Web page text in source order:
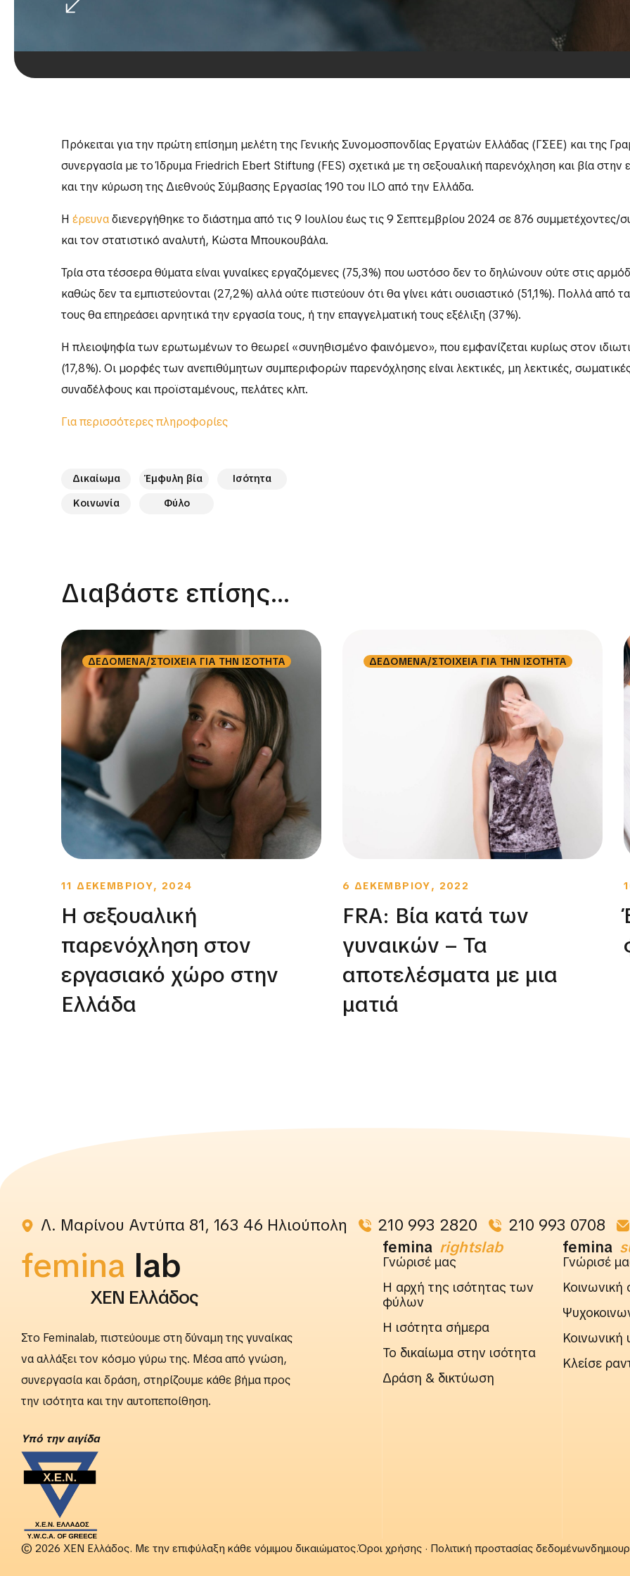
Πρόκειται για την πρώτη επίσημη μελέτη της Γενικής Συνομοσπονδίας Εργατών Ελλάδας (ΓΣΕΕ) και της
συνεργασία με το Ίδρυμα Friedrich Ebert Stiftung (FES) σχετικά με τη σεξουαλική παρενόχληση και βία
και την κύρωση της Διεθνούς Σύμβασης Εργασίας 190 του ILO από την Ελλάδα.
Η έρευναδιενεργήθηκε το διάστημα από τις 9 Ιουλίου έως τις 9 Σεπτεμβρίου 2024 σε 876
και τον στατιστικό αναλυτή, Κώστα Μπουκουβάλα.
Τρία στα τέσσερα θύματα είναι γυναίκες εργαζόμενες (75,3%) που ωστόσο δεν το δηλώνουν ούτε στις
καθώς δεν τα εμπιστεύονται (27,2%) αλλά ούτε πιστεύουν ότι θα γίνει κάτι ουσιαστικό (51,1%). Πολλά από
τους θα επηρεάσει αρνητικά την εργασία τους, ή την επαγγελματική τους εξέλιξη (37%).
Η πλειοψηφία των ερωτωμένων το θεωρεί «συνηθισμένο φαινόμενο», που εμφανίζεται κυρίως στον
(17,8%). Οι μορφές των ανεπιθύμητων συμπεριφορών παρενόχλησης είναι λεκτικές, μη λεκτικές,
συναδέλφους και προϊσταμένους, πελάτες κλπ.
Για περισσότερες πληροφορίες
Δικαίωμα Έμφυλη βία
Ισότητα
Κοινωνία
Φύλο
Διαβάστε επίσης...
ΔΕΔΟΜΕΝΑ/ΣΤΟΙΧΕΙΑ ΓΙΑ ΤΗΝ ΙΣΟΤΗΤΑ
11 ΔΕΚΕΜΒΡΙΟΥ, 2024
Η σεξουαλική
παρενόχληση στον
εργασιακό χώρο στην
Ελλάδα
ΔΕΔΟΜΕΝΑ/ΣΤΟΙΧΕΙΑ ΓΙΑ ΤΗΝ ΙΣΟΤΗΤΑ
6 ΔΕΚΕΜΒΡΙΟΥ, 2022
FRA: Βία κατά των
γυναικών – Τα
αποτελέσματα με μια
ματιά
Λ. Μαρίνου Αντύπα 81, 163 46 Ηλιούπολη 210 993 2820 210 993 0708
femina rightslab
ΧΕΝ Ελλάδος
Στο Feminalab, πιστεύουμε στη δύναμη της γυναίκας
να αλλάξει τον κόσμο γύρω της. Μέσα από γνώση,
συνεργασία και δράση, στηρίζουμε κάθε βήμα προς
την ισότητα και την αυτοπεποίθηση.
Yπό την αιγίδα
femina rightslab
Γνώρισέ μας
Η αρχή της ισότητας των
φύλων
Η ισότητα σήμερα
Το δικαίωμα στην ισότητα
Δράση & δικτύωση
femina
Γνώρισέ
Κοινωνική
Κοινωνική
Κλείσε
© 2026 ΧΕΝ Ελλάδος. Με την επιφύλαξη κάθε νόμιμου δικαιώματος.Όροι χρήσης · Πολιτική προστασίας δεδομένων